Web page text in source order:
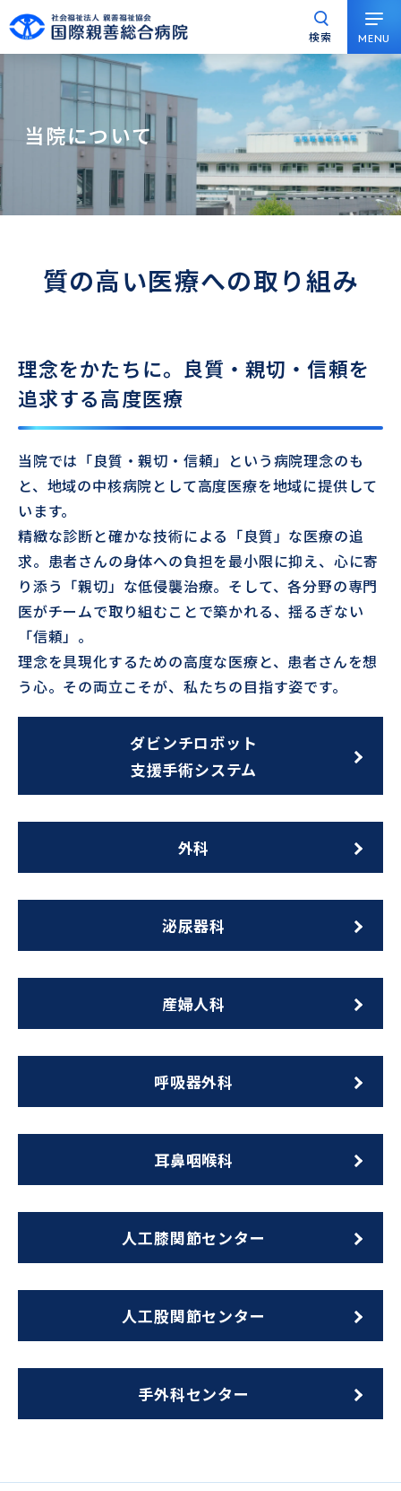
ロ
ナ
ビ
ゲ
文
ー
ビ
ゲ
ー
ッ
MENU
検索
当院について
質の高い医療への取り組み
理念をかたちに。良質・親切・信頼を
追求する高度医療
当院では「良質・親切・信頼」という病院理念のも
と、地域の中核病院として高度医療を地域に提供して
います。
精緻な診断と確かな技術による「良質」な医療の追
求。患者さんの身体への負担を最小限に抑え、心に寄
り添う「親切」な低侵襲治療。そして、各分野の専門
医がチームで取り組むことで築かれる、揺るぎない
「信頼」。
理念を具現化するための高度な医療と、患者さんを想
う心。その両立こそが、私たちの目指す姿です。
ダビンチロボット
支援手術システム
外科
泌尿器科
産婦人科
呼吸器外科
耳鼻咽喉科
人工膝関節センター
人工股関節センター
手外科センター